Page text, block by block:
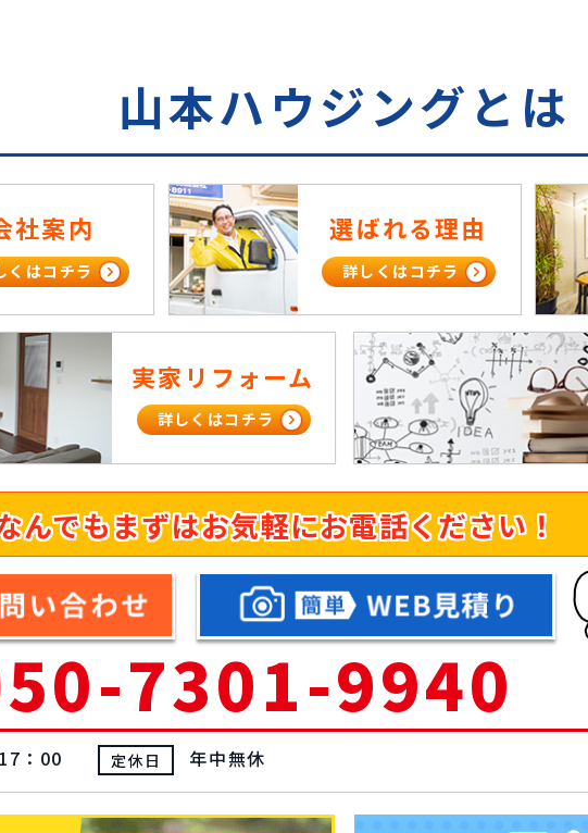
山本ハウジングとは
社案内
くはコチラ
選ばれる理由
詳しくはコチラ
実家リフォーム
詳しくはコチラ
んでもまずはお気軽にお電話ください！
7301-9940
：00 定休日 年中無休